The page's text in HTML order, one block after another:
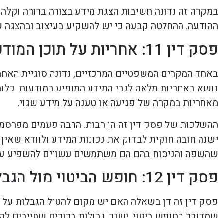
במקרה זה נדונה חשיבות הצגת מידע בצורה ברורה
ההודעה. ההחלטה קבעה כי יש להשקיע בעיצוב ובהצגה
פסק דין 11: אחריות על תוכן המודעות
באחד המקרים המשפטיים המרכזיים, נדונה סוגיית
נושא באחריות מלאה לגבי המידע המופיע במודעות.
מאחריות במקרה של פגיעה או טענה על מידע שגוי.
ההשלכות של פסק דין זה הן רבות. הרבה פעמים
ישנה חובה חוקית לבדוק את נכונות המידע ולוודא
שהשפה והניסוח בהם הם משתמשים עשויים להשפיע
פסק דין 12: חופש הביטוי מול הגבלות חוקיות
פסק דין זה דן בשאלה האם יש מקום להטיל הגבלות